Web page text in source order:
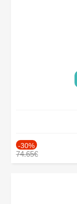
-30%
74.65€